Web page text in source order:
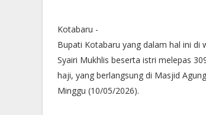
Kotabaru -
Bupati Kotabaru yang dalam hal ini di
Syairi Mukhlis beserta istri melepas
haji, yang berlangsung di Masjid
Minggu (10/05/2026).